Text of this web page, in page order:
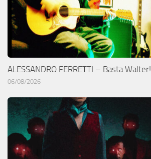
ALESSANDRO FERRETTI – Basta Walter!
06/08/2026